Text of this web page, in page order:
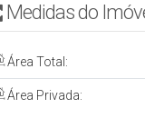
Medidas do Imóvelㅤ ㅤㅤ ㅤ
Área Total:
Área Privada: